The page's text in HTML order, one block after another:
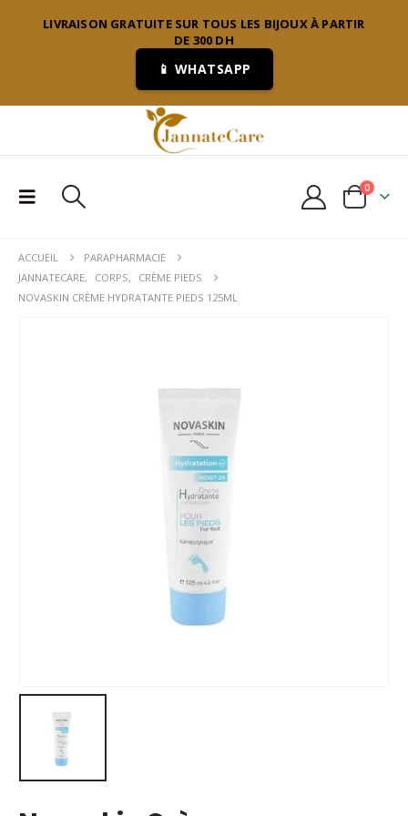
LIVRAISON GRATUITE SUR TOUS LES BIJOUX À PARTIR
DE 300 DH
📱 WHATSAPP
0
ACCUEIL
PARAPHARMACIE
JANNATECARE, CORPS,
CRÈME PIEDS
NOVASKIN CRÈME HYDRATANTE PIEDS 125ML